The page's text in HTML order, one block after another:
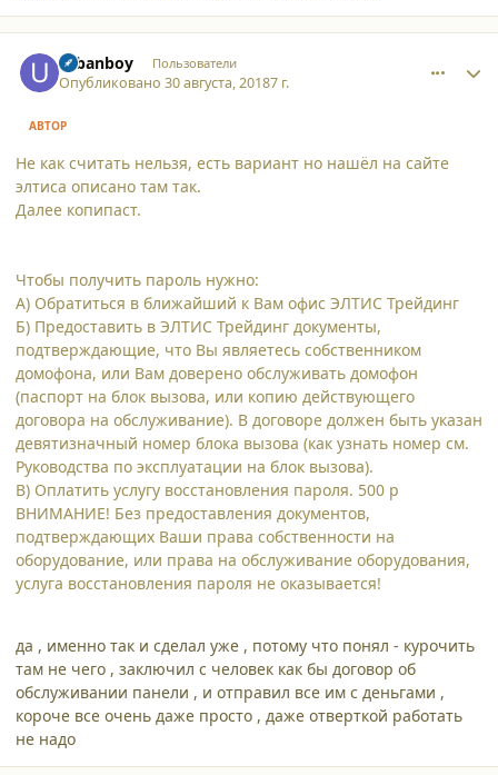
urbanboy Пользователи
Опубликовано30 августа, 20187 г.
АВТОР
Не как считать нельзя, есть вариант но нашёл на сайте
элтиса описано там так.
Далее копипаст.
Чтобы получить пароль нужно:
А) Обратиться в ближайший к Вам офис ЭЛТИС Трейдинг
Б) Предоставить в ЭЛТИС Трейдинг документы,
подтверждающие, что Вы являетесь собственником
домофона, или Вам доверено обслуживать домофон
(паспорт на блок вызова, или копию действующего
договора на обслуживание). В договоре должен быть указан
девятизначный номер блока вызова (как узнать номер см.
Руководства по эксплуатации на блок вызова).
В) Оплатить услугу восстановления пароля. 500 р
ВНИМАНИЕ! Без предоставления документов,
подтверждающих Ваши права собственности на
оборудование, или права на обслуживание оборудования,
услуга восстановления пароля не оказывается!
да , именно так и сделал уже , потому что понял - курочить
там не чего , заключил с человек как бы договор об
обслуживании панели , и отправил все им с деньгами ,
короче все очень даже просто , даже отверткой работать
не надо